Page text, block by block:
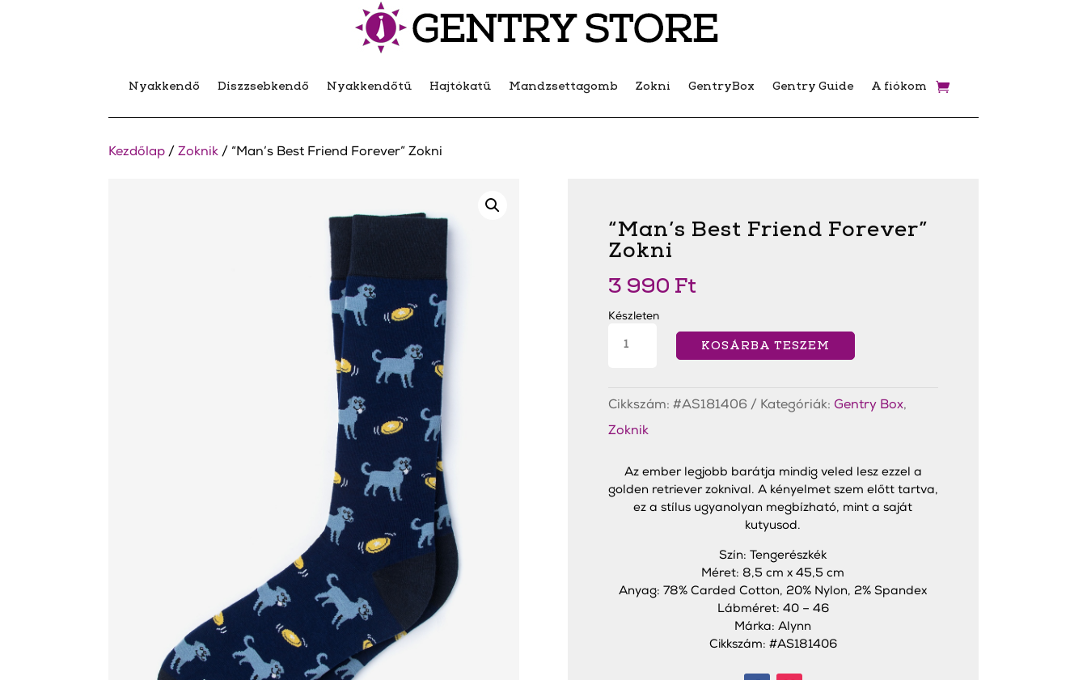
Nyakkendő Díszzsebkendő Nyakkendőtű Hajtókatű Mandzsettagomb Zokni GentryBox Gentry Guide A fiókom
Kezdőlap /Zoknik / “Man’s Best Friend Forever” Zokni
“Man’s Best Friend Forever”
Zokni
3 990 Ft
Készleten
Best
KOSÁRBA TESZEM
Cikkszám: #AS181406 Kategóriák: Gentry Box,
Zoknik
Az ember legjobb barátja mindig veled lesz ezzel a
golden retriever zoknival. A kényelmet szem előtt tartva,
ez a stílus ugyanolyan megbízható, mint a saját
kutyusod.
Szín: Tengerészkék
Méret: 8,5 cm x 45,5 cm
Anyag: 78% Carded Cotton, 20% Nylon, 2% Spandex
Lábméret: 40 – 46
Márka: Alynn
Cikkszám: #AS181406